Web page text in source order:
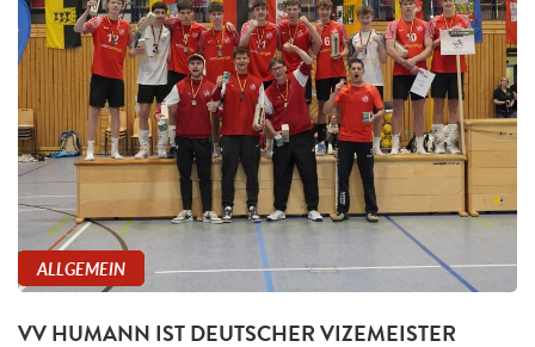
ALLGEMEIN
VV HUMANN IST DEUTSCHER VIZEMEISTER